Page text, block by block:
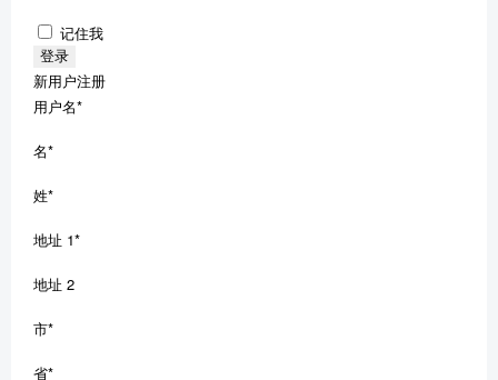
记住我
新用户注册
用户名*
名*
姓*
地址 1*
地址 2
市*
省*